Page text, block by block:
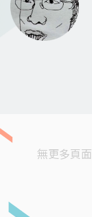
無更多頁面